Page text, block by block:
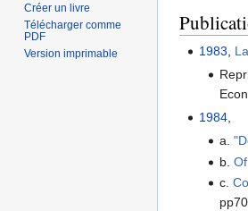
1983
1984
a.
b.
c.
Créer un livre
Télécharger comme
PDF
Version imprimable